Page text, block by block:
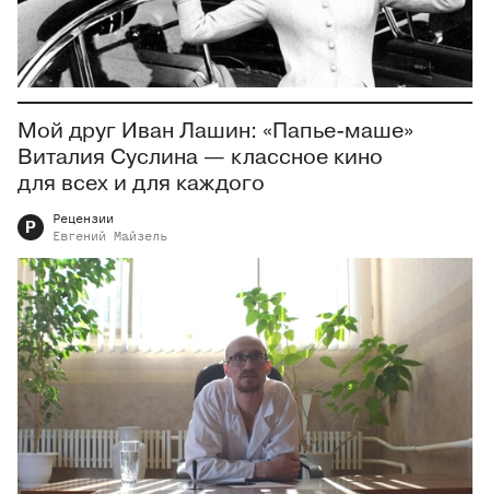
Мой друг Иван Лашин: «Папье-маше»
Виталия Суслина — классное кино
для всех и для каждого
Р
Рецензии
Евгений
Майзель